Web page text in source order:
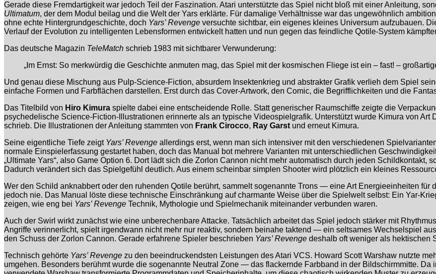
Gerade diese Fremdartigkeit war jedoch Teil der Faszination. Atari unterstützte das Spiel nicht bloß mit einer Anleitung,
Ultimatum, der dem Modul beilag und die Welt der Yars erklärte. Für damalige Verhältnisse war das ungewöhnlich
ohne echte Hintergrundgeschichte, doch Yars’ Revenge versuchte sichtbar, ein eigenes kleines Universum aufzubauen.
Verlauf der Evolution zu intelligenten Lebensformen entwickelt hatten und nun gegen das feindliche Qotile-System
Das deutsche Magazin TeleMatch schrieb 1983 mit sichtbarer Verwunderung:
„Im Ernst: So merkwürdig die Geschichte anmuten mag, das Spiel mit der kosmischen Fliege ist ein – fast! –
Und genau diese Mischung aus Pulp-Science-Fiction, absurdem Insektenkrieg und abstrakter Grafik verlieh dem Spiel
einfache Formen und Farbflächen darstellen. Erst durch das Cover-Artwork, den Comic, die Begrifflichkeiten und die
Das Titelbild von Hiro Kimura spielte dabei eine entscheidende Rolle. Statt generischer Raumschiffe zeigte die
psychedelische Science-Fiction-Illustrationen erinnerte als an typische Videospielgrafik. Unterstützt wurde Kimura von Art
schrieb. Die Illustrationen der Anleitung stammten von Frank Cirocco, Ray Garst und erneut Kimura.
Seine eigentliche Tiefe zeigt Yars’ Revenge allerdings erst, wenn man sich intensiver mit den verschiedenen
normale Einspielerfassung gestartet haben, doch das Manual bot mehrere Varianten mit unterschiedlichen
„Ultimate Yars“, also Game Option 6. Dort lädt sich die Zorlon Cannon nicht mehr automatisch durch jeden Schildkontakt,
Dadurch verändert sich das Spielgefühl deutlich. Aus einem scheinbar simplen Shooter wird plötzlich ein kleines
Wer den Schild anknabbert oder den ruhenden Qotile berührt, sammelt sogenannte Trons — eine Art Energieeinheiten
jedoch nie. Das Manual löste diese technische Einschränkung auf charmante Weise über die Spielwelt selbst: Ein Yar-
zeigen, wie eng bei Yars’ Revenge Technik, Mythologie und Spielmechanik miteinander verbunden waren.
Auch der Swirl wirkt zunächst wie eine unberechenbare Attacke. Tatsächlich arbeitet das Spiel jedoch stärker mit
Angriffe verinnerlicht, spielt irgendwann nicht mehr nur reaktiv, sondern beinahe taktend — ein seltsames Wechselspiel
den Schuss der Zorlon Cannon. Gerade erfahrene Spieler beschrieben Yars’ Revenge deshalb oft weniger als hektischen
Technisch gehörte Yars’ Revenge zu den beeindruckendsten Leistungen des Atari VCS. Howard Scott Warshaw nutzte
umgehen. Besonders berühmt wurde die sogenannte Neutral Zone — das flackernde Farbband in der Bildschirmmitte. Da